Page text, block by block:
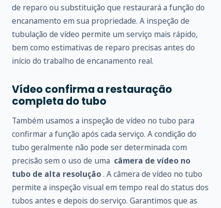
de reparo ou substituição que restaurará a função do
encanamento em sua propriedade. A inspeção de
tubulação de vídeo permite um serviço mais rápido,
bem como estimativas de reparo precisas antes do
início do trabalho de encanamento real.
Vídeo confirma a restauração
completa do tubo
Também usamos a inspeção de vídeo no tubo para
confirmar a função após cada serviço. A condição do
tubo geralmente não pode ser determinada com
precisão sem o uso de uma câmera de vídeo no
tubo de alta resolução. A câmera de vídeo no tubo
permite a inspeção visual em tempo real do status dos
tubos antes e depois do serviço. Garantimos que as